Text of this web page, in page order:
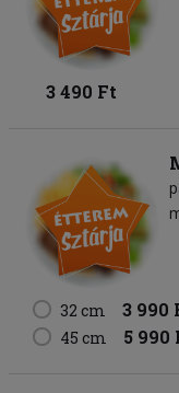
3 490 Ft
32 cm 3 990
45 cm 5 990